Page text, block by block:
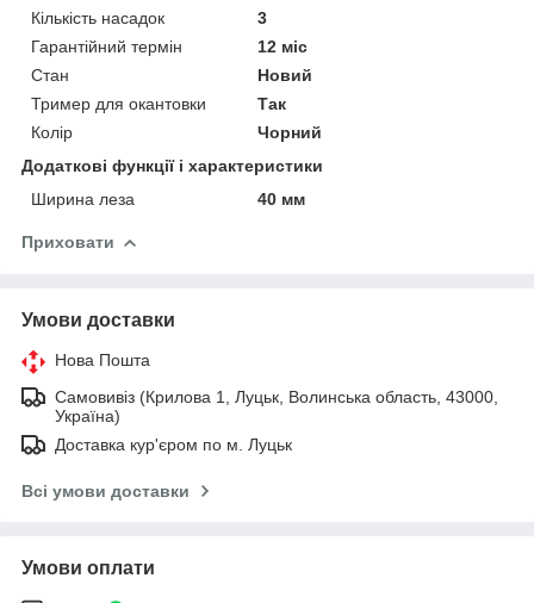
Кількість насадок
3
Гарантійний термін
12 міс
Стан
Новий
Тример для окантовки
Так
Колір
Чорний
Додаткові функції і характеристики
Ширина леза
40 мм
Приховати
Умови доставки
Нова Пошта
Самовивіз (Крилова 1, Луцьк, Волинська область, 43000,
Україна)
Доставка кур'єром по м. Луцьк
Всі умови доставки
Умови оплати